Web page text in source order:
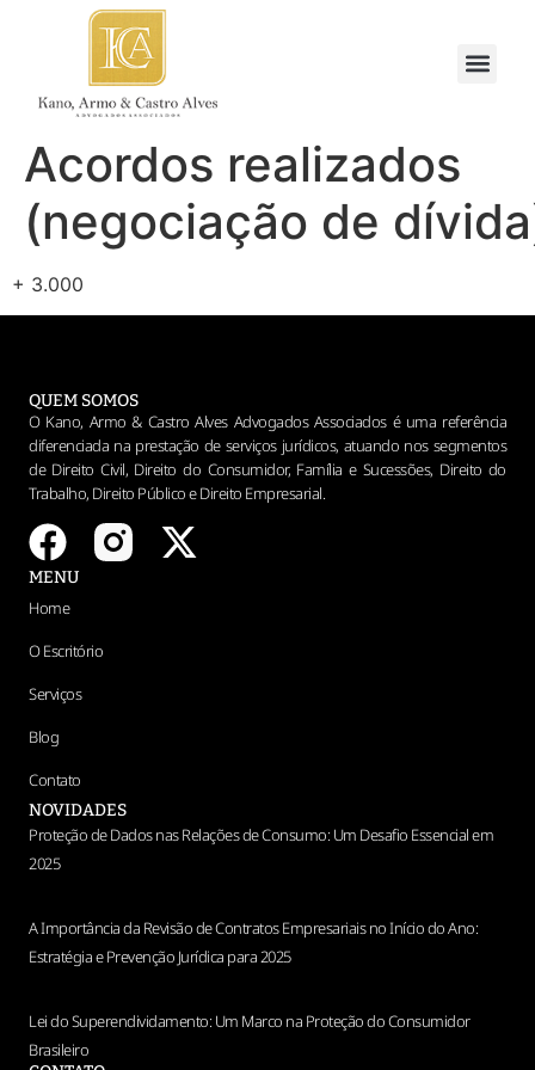
Acordos realizados
(negociação de
+ 3.000
QUEM SOMOS
O Kano, Armo & Castro Alves Advogados Associados é uma referência
diferenciada na prestação de serviços jurídicos, atuando nos segmentos
de Direito Civil, Direito do Consumidor, Família e Sucessões, Direito do
Trabalho, Direito Público e Direito Empresarial.
MENU
Home
O Escritório
Serviços
Blog
Contato
NOVIDADES
Proteção de Dados nas Relações de Consumo: Um Desafio Essencial em
2025
A Importância da Revisão de Contratos Empresariais no Início do Ano:
Estratégia e Prevenção Jurídica para 2025
Lei do Superendividamento: Um Marco na Proteção do Consumidor
Brasileiro